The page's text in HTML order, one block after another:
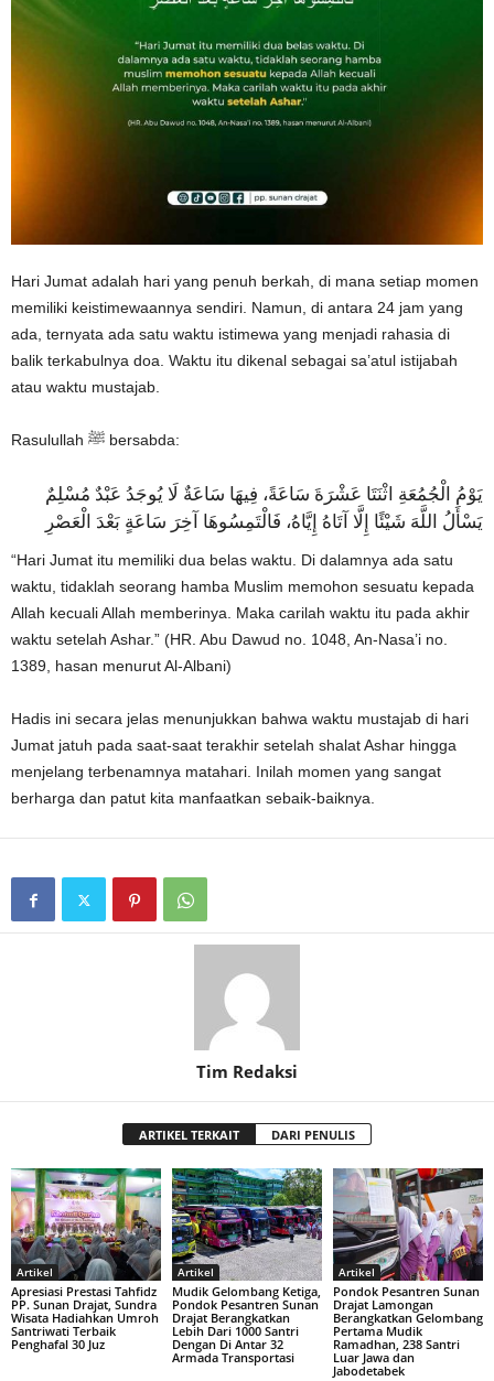
Hari Jumat adalah hari yang penuh berkah, di mana setiap momen
memiliki keistimewaannya sendiri. Namun, di antara 24 jam yang
ada, ternyata ada satu waktu istimewa yang menjadi rahasia di
balik terkabulnya doa. Waktu itu dikenal sebagai sa’atul istijabah
atau waktu mustajab.
Rasulullah ﷺ bersabda:
يَوْمُ الْجُمُعَةِ اثْنَتَا عَشْرَةَ سَاعَةً، فِيهَا سَاعَةٌ لَا يُوجَدُ عَبْدٌ مُسْلِمٌ
يَسْأَلُ اللَّهَ شَيْئًا إِلَّا آتَاهُ إِيَّاهُ، فَالْتَمِسُوهَا آخِرَ سَاعَةٍ بَعْدَ الْعَصْرِ
“Hari Jumat itu memiliki dua belas waktu. Di dalamnya ada satu
waktu, tidaklah seorang hamba Muslim memohon sesuatu kepada
Allah kecuali Allah memberinya. Maka carilah waktu itu pada akhir
waktu setelah Ashar.” (HR. Abu Dawud no. 1048, An-Nasa’i no.
1389, hasan menurut Al-Albani)
Hadis ini secara jelas menunjukkan bahwa waktu mustajab di hari
Jumat jatuh pada saat-saat terakhir setelah shalat Ashar hingga
menjelang terbenamnya matahari. Inilah momen yang sangat
berharga dan patut kita manfaatkan sebaik-baiknya.
Tim Redaksi
ARTIKEL TERKAIT DARI PENULIS
Artikel
Apresiasi Prestasi Tahfidz
PP. Sunan Drajat, Sundra
Wisata Hadiahkan Umroh
Santriwati Terbaik
Penghafal 30 Juz
Artikel
Mudik Gelombang Ketiga,
Pondok Pesantren Sunan
Drajat Berangkatkan
Lebih Dari 1000 Santri
Dengan Di Antar 32
Armada Transportasi
Artikel
Pondok Pesantren Sunan
Drajat Lamongan
Berangkatkan Gelombang
Pertama Mudik
Ramadhan, 238 Santri
Luar Jawa dan
Jabodetabek